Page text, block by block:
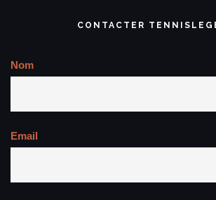
CONTACTER
Nom
Email